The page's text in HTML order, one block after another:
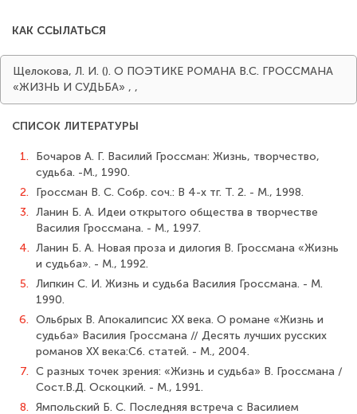
КАК ССЫЛАТЬСЯ
Щелокова, Л. И. (). О ПОЭТИКЕ РОМАНА В.С. ГРОССМАНА
«ЖИЗНЬ И СУДЬБА» , ,
СПИСОК ЛИТЕРАТУРЫ
1.
Бочаров А. Г. Василий Гроссман: Жизнь, творчество,
судьба. -М., 1990.
2.
Гроссман В. С. Собр. соч.: В 4-х тг. Т. 2. - М., 1998.
3. Ланин Б. А. Идеи открытого общества в творчестве
Василия Гроссмана. - М., 1997.
4. Ланин Б. А. Новая проза и дилогия В. Гроссмана «Жизнь
и судьба». - М., 1992.
5. Липкин С. И. Жизнь и судьба Василия Гроссмана. - М.
1990.
6. Ольбрых В. Апокалипсис ХХ века. О романе «Жизнь и
судьба» Василия Гроссмана // Десять лучших русских
романов XХ века:Сб. статей. - М., 2004.
7. С разных точек зрения: «Жизнь и судьба» В. Гроссмана /
Сост.В.Д. Оскоцкий. - М., 1991.
8. Ямпольский Б. С. Последняя встреча с Василием